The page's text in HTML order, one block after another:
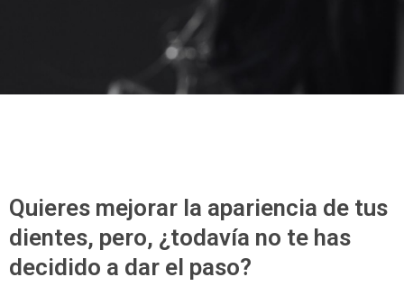
Quieres mejorar la apariencia de tus
dientes, pero, ¿todavía no te has
decidido a dar el paso?